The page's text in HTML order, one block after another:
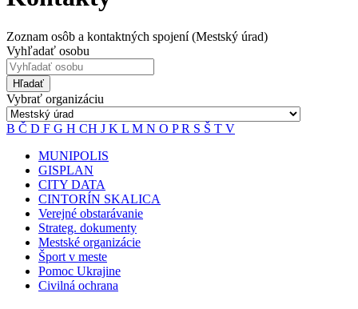
Zoznam osôb a kontaktných spojení (Mestský úrad)
Vyhľadať osobu
Hľadať
Vybrať organizáciu
B Č D F G H CH J K L M N O PR S Š T V
MUNIPOLIS
GISPLAN
CITY DATA
CINTORÍN SKALICA
Verejné obstarávanie
Strateg. dokumenty
Mestské organizácie
Šport v meste
Pomoc Ukrajine
Civilná ochrana